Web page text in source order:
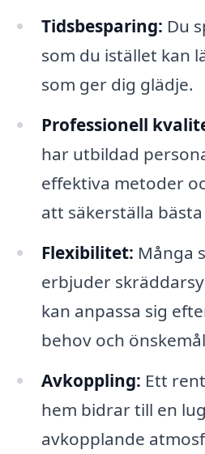
Tidsbesparing: Du
som du istället kan
som ger dig glädje.
Professionell
har utbildad
effektiva metoder
att säkerställa
Flexibilitet: Många
erbjuder
kan anpassa sig
behov och
Avkoppling: Ett
hem bidrar till en
avkopplande